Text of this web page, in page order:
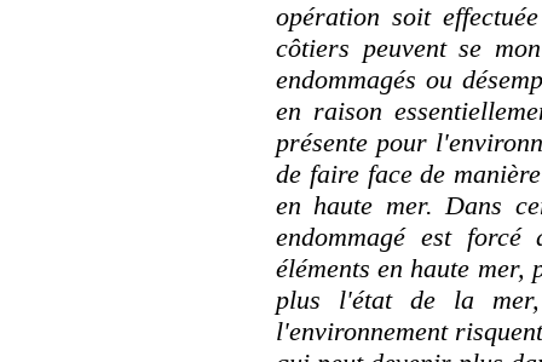
opération soit
côtiers peuvent se
endommagés ou
en raison
présente pour
de faire face de
en haute mer. Dans
endommagé est
éléments en haute mer,
plus l'état de la mer,
l'environnement